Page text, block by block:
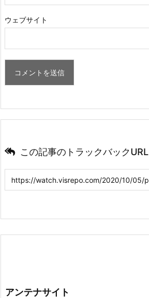
ウェブサイト
この記事のトラックバックURL
アンテナサイト